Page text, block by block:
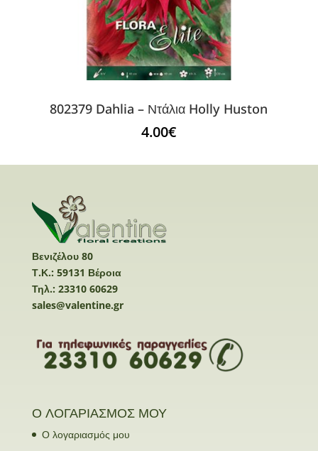
802379 Dahlia – Ντάλια Holly Huston
4.00€
Βενιζέλου 80
Τ.Κ.: 59131 Βέροια
Τηλ.: 23310 60629
sales@valentine.gr
Ο ΛΟΓΑΡΙΑΣΜΟΣ ΜΟΥ
Ο λογαριασμός μου